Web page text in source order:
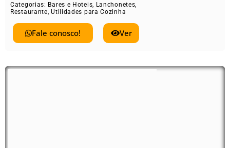
Categorias: Bares e Hoteis, Lanchonetes,
Restaurante,Utilidades para Cozinha
Fale conosco! Ver